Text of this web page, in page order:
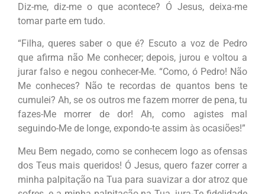
Diz-me, diz-me o que acontece? Ó Jesus, deixa-me
tomar parte em tudo.
“Filha, queres saber o que é? Escuto a voz de Pedro
que afirma não Me conhecer; depois, jurou e voltou a
jurar falso e negou conhecer-Me. “Como, ó Pedro! Não
Me conheces? Não te recordas de quantos bens te
cumulei? Ah, se os outros me fazem morrer de pena, tu
fazes-Me morrer de dor! Ah, como agistes mal
seguindo-Me de longe, expondo-te assim às ocasiões!”
Meu Bem negado, como se conhecem logo as ofensas
dos Teus mais queridos! Ó Jesus, quero fazer correr a
minha palpitação na Tua para suavizar a dor atroz que